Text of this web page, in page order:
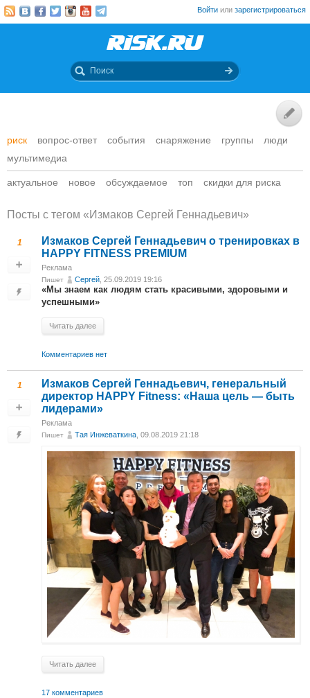
Войти или зарегистрироваться
риск вопрос-ответ события снаряжение группы
люди
мультимедиа
актуальное новое обсуждаемое топ скидки для риска
Посты c тегом «Измаков Сергей Геннадьевич»
1
Измаков Сергей Геннадьевич о тренировках в
HAPPY FITNESS PREMIUM
Реклама
Пишет Сергей , 25.09.2019 19:16
«Мы знаем как людям стать красивыми, здоровыми и
успешными»
Читать далее
Комментариев нет
1
Измаков Сергей Геннадьевич, генеральный
директор HAPPY Fitness: «Наша цель — быть
лидерами»
Реклама
Пишет Тая Инжеваткина , 09.08.2019 21:18
Читать далее
17 комментариев